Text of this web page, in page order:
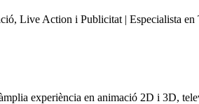
Live Action i Publicitat | Especialista
experiència en animació 2D i 3D,